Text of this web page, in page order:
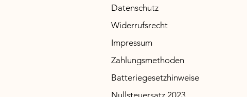
Datenschutz
Widerrufsrecht
Impressum
Zahlungsmethoden
Batteriegesetzhinweise
Nullsteuersatz 2023